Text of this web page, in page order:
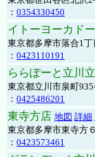
： 0354330450
イトーヨーカド
東京都多摩市落合1
： 0423110191
ららぽーと立川
東京都立川市泉町
： 0425486201
東寺方店 地図 詳細
東京都多摩市東寺方
： 0423573461